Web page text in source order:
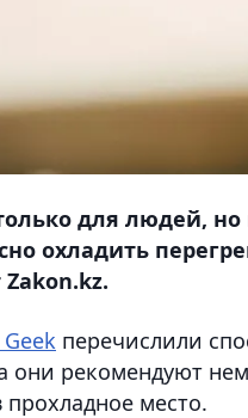
для людей,
охладить
перечислили
они рекомендуют
прохладное место.